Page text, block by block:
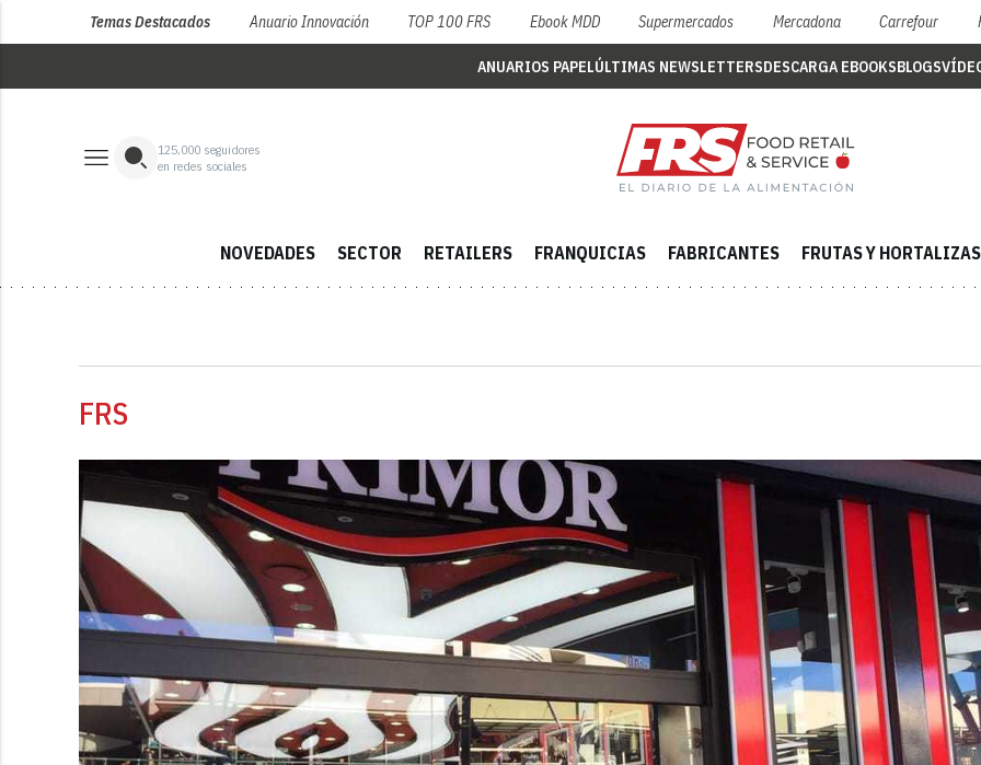
Temas Destacados Anuario Innovación TOP 100 FRS Ebook MDD Supermercados Mercadona Carrefour
ANUARIOS PAPELÚLTIMAS NEWSLETTERSDESCARGA EBOOKSBLOGS
125,000 seguidores
en redes sociales
NOVEDADES SECTOR RETAILERS FRANQUICIAS FABRICANTES FRUTAS Y HORTALIZAS
FRS